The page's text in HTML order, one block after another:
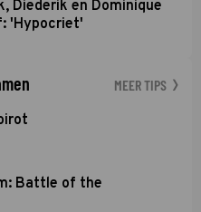
Diederik en Dominique
'Hypocriet'
MEER TIPS
Battle of the